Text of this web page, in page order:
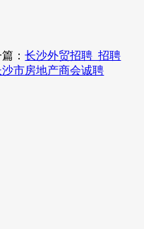
篇：长沙外贸招聘_招聘
沙市房地产商会诚聘